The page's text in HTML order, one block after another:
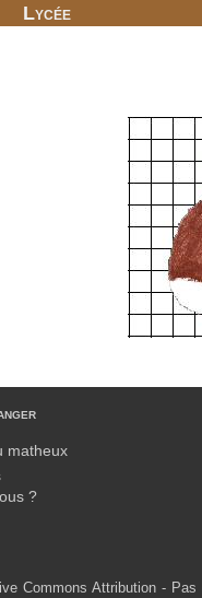
Lycée
matheux
?
Attribution - Pas